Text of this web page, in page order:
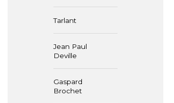
Tarlant
Jean Paul
Deville
Gaspard
Brochet